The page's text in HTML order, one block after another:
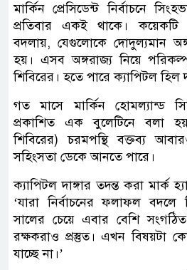
মার্কিন প্রেসিডেন্ট নির্বাচনে
প্রতিবার একই থাকে।
বদলায়, যেগুলোকে দোদুল্যমান
হয়। এসব অঙ্গরাজ্য নিয়ে
শিবিরের। হতে পারে ক্যাপিটল হিল
গত মাসে মার্কিন হোমল্যান্ড
প্রকাশিত এক বুলেটিনে বলা হয়,
শিবিরের) চরমপন্থি বক্তব্য
সহিংসতা ডেকে আনতে পারে।
ক্যাপিটল দাঙ্গার তদন্ত করা মার্ক
‘যারা নির্বাচনের ফলাফল
সালের চেয়ে এবার বেশি
রক্ষকরাও প্রস্তুত। এখন বিষয়টা
যাচ্ছে না।’